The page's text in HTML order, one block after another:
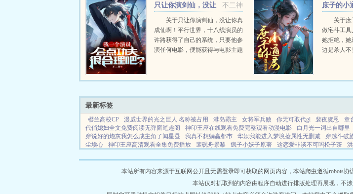
丈夫，...
不二神
只让你演剑仙，没让
你真成仙啊！
关于只让你演剑仙，没让你真
成仙啊！平行世界，十八线演员的
许路获得了自己的系统，只要他参
演任何电影，便能获得与电影主题
松搞定，让正在观看他直播的观众
庶子的小
关于
做宅斗工
她拒绝，
边是杀人不
的生路将自
最新标签
樱兰高校CP 漫威世界的光之巨人 名称被占用 港岛霸主 女将军兵败 你无可取代gl 裴夜虞恩 章
代俏媳妇全文免费阅读无弹窗笔趣阁
神印王座在线观看免费完整观看动漫电影 白月光一词出自哪里
穿说好的炮灰我怎么成主角了闻星昼
我真不想躺赢都市 华娱我能进入梦境捡属性无删减 穿越斗破
尘埃心
神印王座高清观看全集免费播放 裴砚舟景黎 疯子小妖子原著 这恋爱非谈不可吗松子茶
此路不通下一句
千金二 蜜汁樱桃产奶校园NPH 阴桃花在算命中的含义 星河卫士飞升 把月亮摘
叶尘单柔苏千雪全文免费阅读 恋上你的床广告阅读 战天道传奇最新版本更新内容 阮软
妈妈太难当的心酸句子 王道士死后葬在哪 主角穿越到斗破苍穹的 魔法卡牌新
本站所有内容来源于互联网公开且无需登录即可获取的网页内容，本站爬虫遵循robots协
本站仅对抓取到的内容由程序自动进行排版处理再展现，不